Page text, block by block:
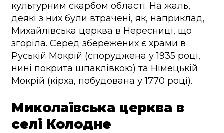
культурним скарбом області. На жаль,
деякі з них були втрачені, як, наприклад,
Михайлівська церква в Нересниці, що
згоріла. Серед збережених є храми в
Руській Мокрій (споруджена у 1935 році,
нині покрита шпаклівкою) та Німецькій
Мокрій (кірха, побудована у 1770 році).
Миколаївська церква в
селі Колодне